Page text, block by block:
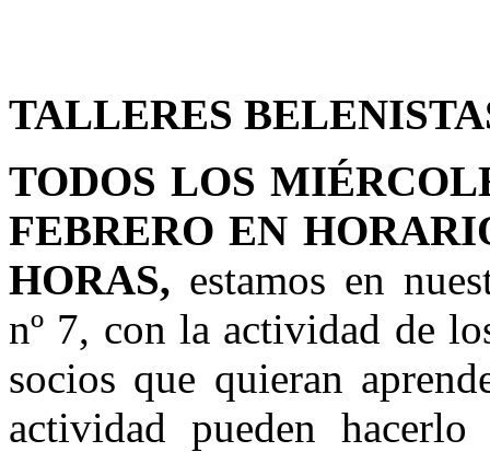
TALLERES
TODOS LOS
FEBRERO EN
HORAS, estamos en
nº 7, con la actividad de
socios que quieran
actividad pueden